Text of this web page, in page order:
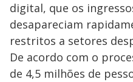
digital, que os
desapareciam
restritos a setores
De acordo com o
de 4,5 milhões de